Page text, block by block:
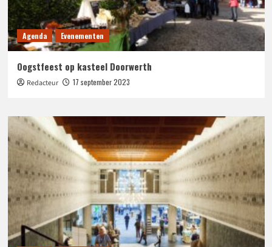
Agenda Evenementen
Oogstfeest op kasteel Doorwerth
Redacteur 17 september 2023